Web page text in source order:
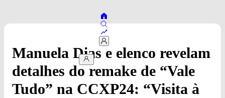
Manuela Dias e elenco revelam
detalhes do remake de “Vale
Tudo” na CCXP24: “Visita à